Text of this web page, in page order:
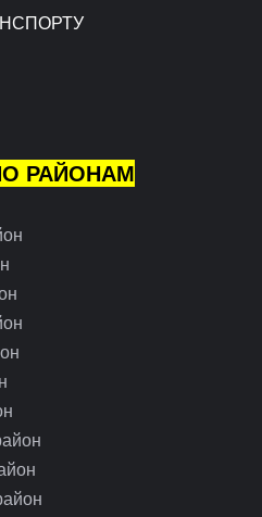
РАЙОНАМ